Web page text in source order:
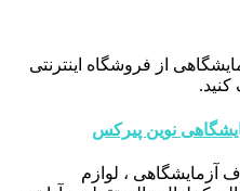
از فروشگاه اینترنتی
نوین پیرکس
، لوازم